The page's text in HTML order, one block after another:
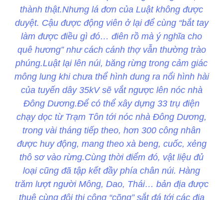
thành thật.Nhưng lá đơn của Luật không được
duyệt. Cậu được động viên ở lại để cùng “bắt tay
làm được điều gì đó… điên rồ mà ý nghĩa cho
quê hương” như cách cánh thợ vẫn thường trào
phúng.Luật lại lên núi, băng rừng trong cảm giác
mông lung khi chưa thể hình dung ra nổi hình hài
của tuyến dây 35kV sẽ vắt ngược lên nóc nhà
Đông Dương.Để có thể xây dựng 33 trụ điện
chạy dọc từ Trạm Tôn tới nóc nhà Đông Dương,
trong vài tháng tiếp theo, hơn 300 công nhân
được huy động, mang theo xà beng, cuốc, xẻng
thô sơ vào rừng.Cùng thời điểm đó, vật liệu đủ
loại cũng đã tập kết đầy phía chân núi. Hàng
trăm lượt người Mông, Dao, Thái… bản địa được
thuê cùng đội thi công “cõng” sắt đá tới các địa